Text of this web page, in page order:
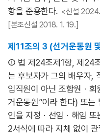
항을 준용한다. <신설
[본조신설 2018. 1. 19.]
제11조의 3 (선거운동원
① 법 제24조제1항, 제24
는 후보자가 그의 배우자,
임직원이 아닌 조합원ㆍ
거운동원”이라 한다) 또
인을 지정ㆍ선임ㆍ해임
2서식에 따라 지체 없이